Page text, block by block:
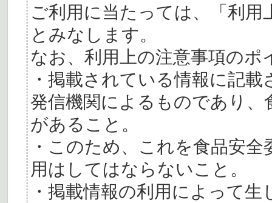
ご利用に当たっては、「利
とみなします。
なお、利用上の注意事項の
・掲載されている情報に記
発信機関によるものであり、
があること。
・このため、これを食品安
用はしてはならないこと。
・掲載情報の利用によって